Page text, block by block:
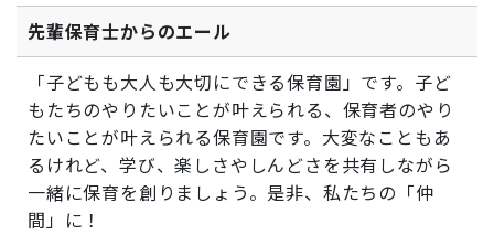
先輩保育士からのエール
「子どもも大人も大切にできる保育園」です。子ど
もたちのやりたいことが叶えられる、保育者のやり
たいことが叶えられる保育園です。大変なこともあ
るけれど、学び、楽しさやしんどさを共有しながら
一緒に保育を創りましょう。是非、私たちの「仲
間」に！